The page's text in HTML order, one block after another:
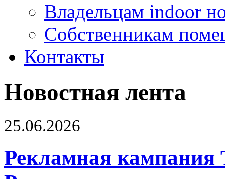
Владельцам indoor
Собственникам
Контакты
Новостная лента
25.06.2026
Рекламная кампания